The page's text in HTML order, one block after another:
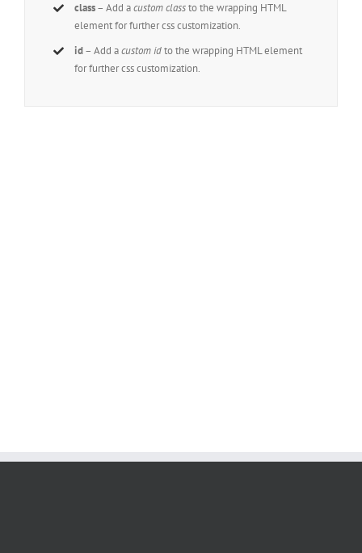
class– Add acustom classto the wrapping HTML
element for further css customization.
id– Add acustom idto the wrapping HTML element
for further css customization.